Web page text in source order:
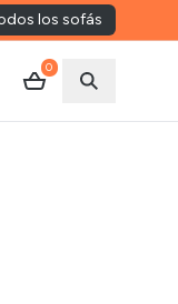
los sofás
0